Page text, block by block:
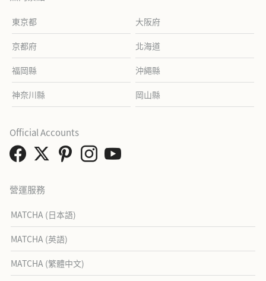
東京都 大阪府
京都府 北海道
福岡縣 沖繩縣
神奈川縣 岡山縣
營運服務
MATCHA (日本語)
MATCHA (英語)
MATCHA (繁體中文)
Official Accounts